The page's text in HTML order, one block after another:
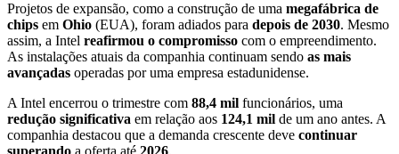
Projetos de expansão, como a construção de uma megafábrica de
chips em Ohio (EUA), foram adiados para depois de 2030. Mesmo
assim, a Intel reafirmou o compromisso com o empreendimento.
As instalações atuais da companhia continuam sendo as mais
avançadas operadas por uma empresa estadunidense.
A Intel encerrou o trimestre com 88,4 mil funcionários, uma
redução significativa em relação aos 124,1 mil de um ano antes. A
companhia destacou que a demanda crescente deve continuar